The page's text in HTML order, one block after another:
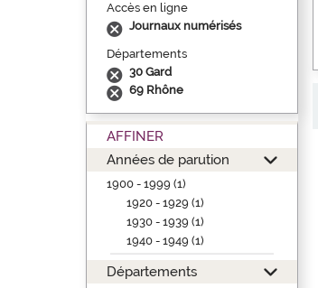
Accès en ligne
Journaux numérisés
Départements
30 Gard
69 Rhône
AFFINER
Années de parution
1900 - 1999 (1)
1920 - 1929 (1)
1930 - 1939 (1)
1940 - 1949 (1)
Départements